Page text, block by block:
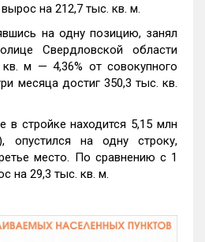
на 212,7 тыс. кв. м.
на одну позицию, занял
Свердловской области
м — 4,36% от совокупного
месяца достиг 350,3 тыс. кв.
в стройке находится 5,15 млн
опустился на одну строку,
место. По сравнению с 1
на 29,3 тыс. кв. м.